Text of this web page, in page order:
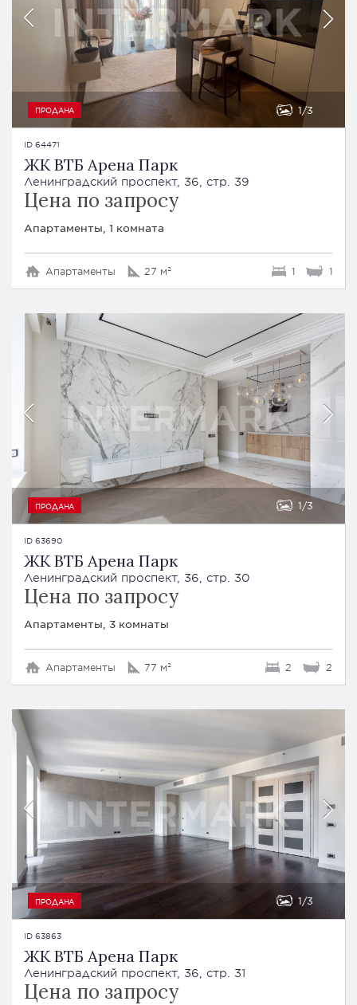
ПРОДАНА 1 3
ID 64471
ЖК ВТБ Арена Парк
Ленинградский проспект, 36, стр. 39
Цена по запросу
Апартаменты, 1 комната
Апартаменты 27 м² 1 1
ПРОДАНА 1 3
ID 63690
ЖК ВТБ Арена Парк
Ленинградский проспект, 36, стр. 30
Цена по запросу
Апартаменты, 3 комнаты
Апартаменты 77 м² 2 2
ПРОДАНА 1 3
ID 63863
ЖК ВТБ Арена Парк
Ленинградский проспект, 36, стр. 31
Цена по запросу